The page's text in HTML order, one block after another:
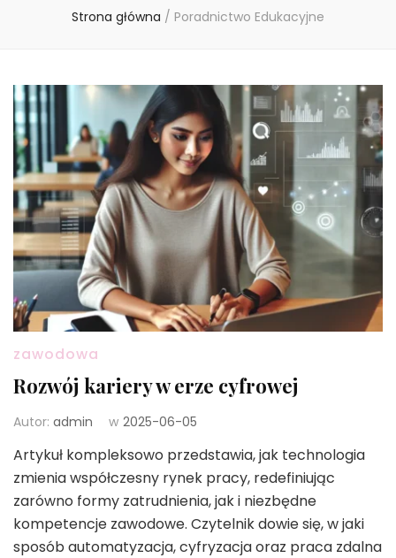
Strona główna / Poradnictwo Edukacyjne
zawodowa
Rozwój kariery w erze cyfrowej
Autor: admin w 2025-06-05
Artykuł kompleksowo przedstawia, jak technologia
zmienia współczesny rynek pracy, redefiniując
zarówno formy zatrudnienia, jak i niezbędne
kompetencje zawodowe. Czytelnik dowie się, w jaki
sposób automatyzacja, cyfryzacja oraz praca zdalna